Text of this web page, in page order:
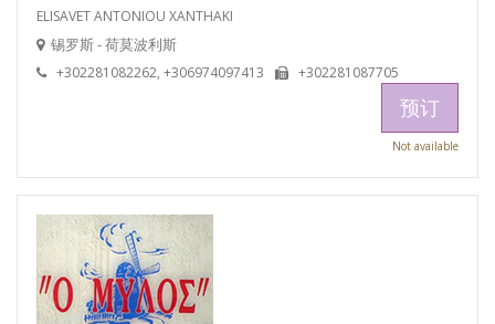
ELISAVET ANTONIOU XANTHAKI
锡罗斯 - 荷莫波利斯
+302281082262, +306974097413 +302281087705
预订
Not available